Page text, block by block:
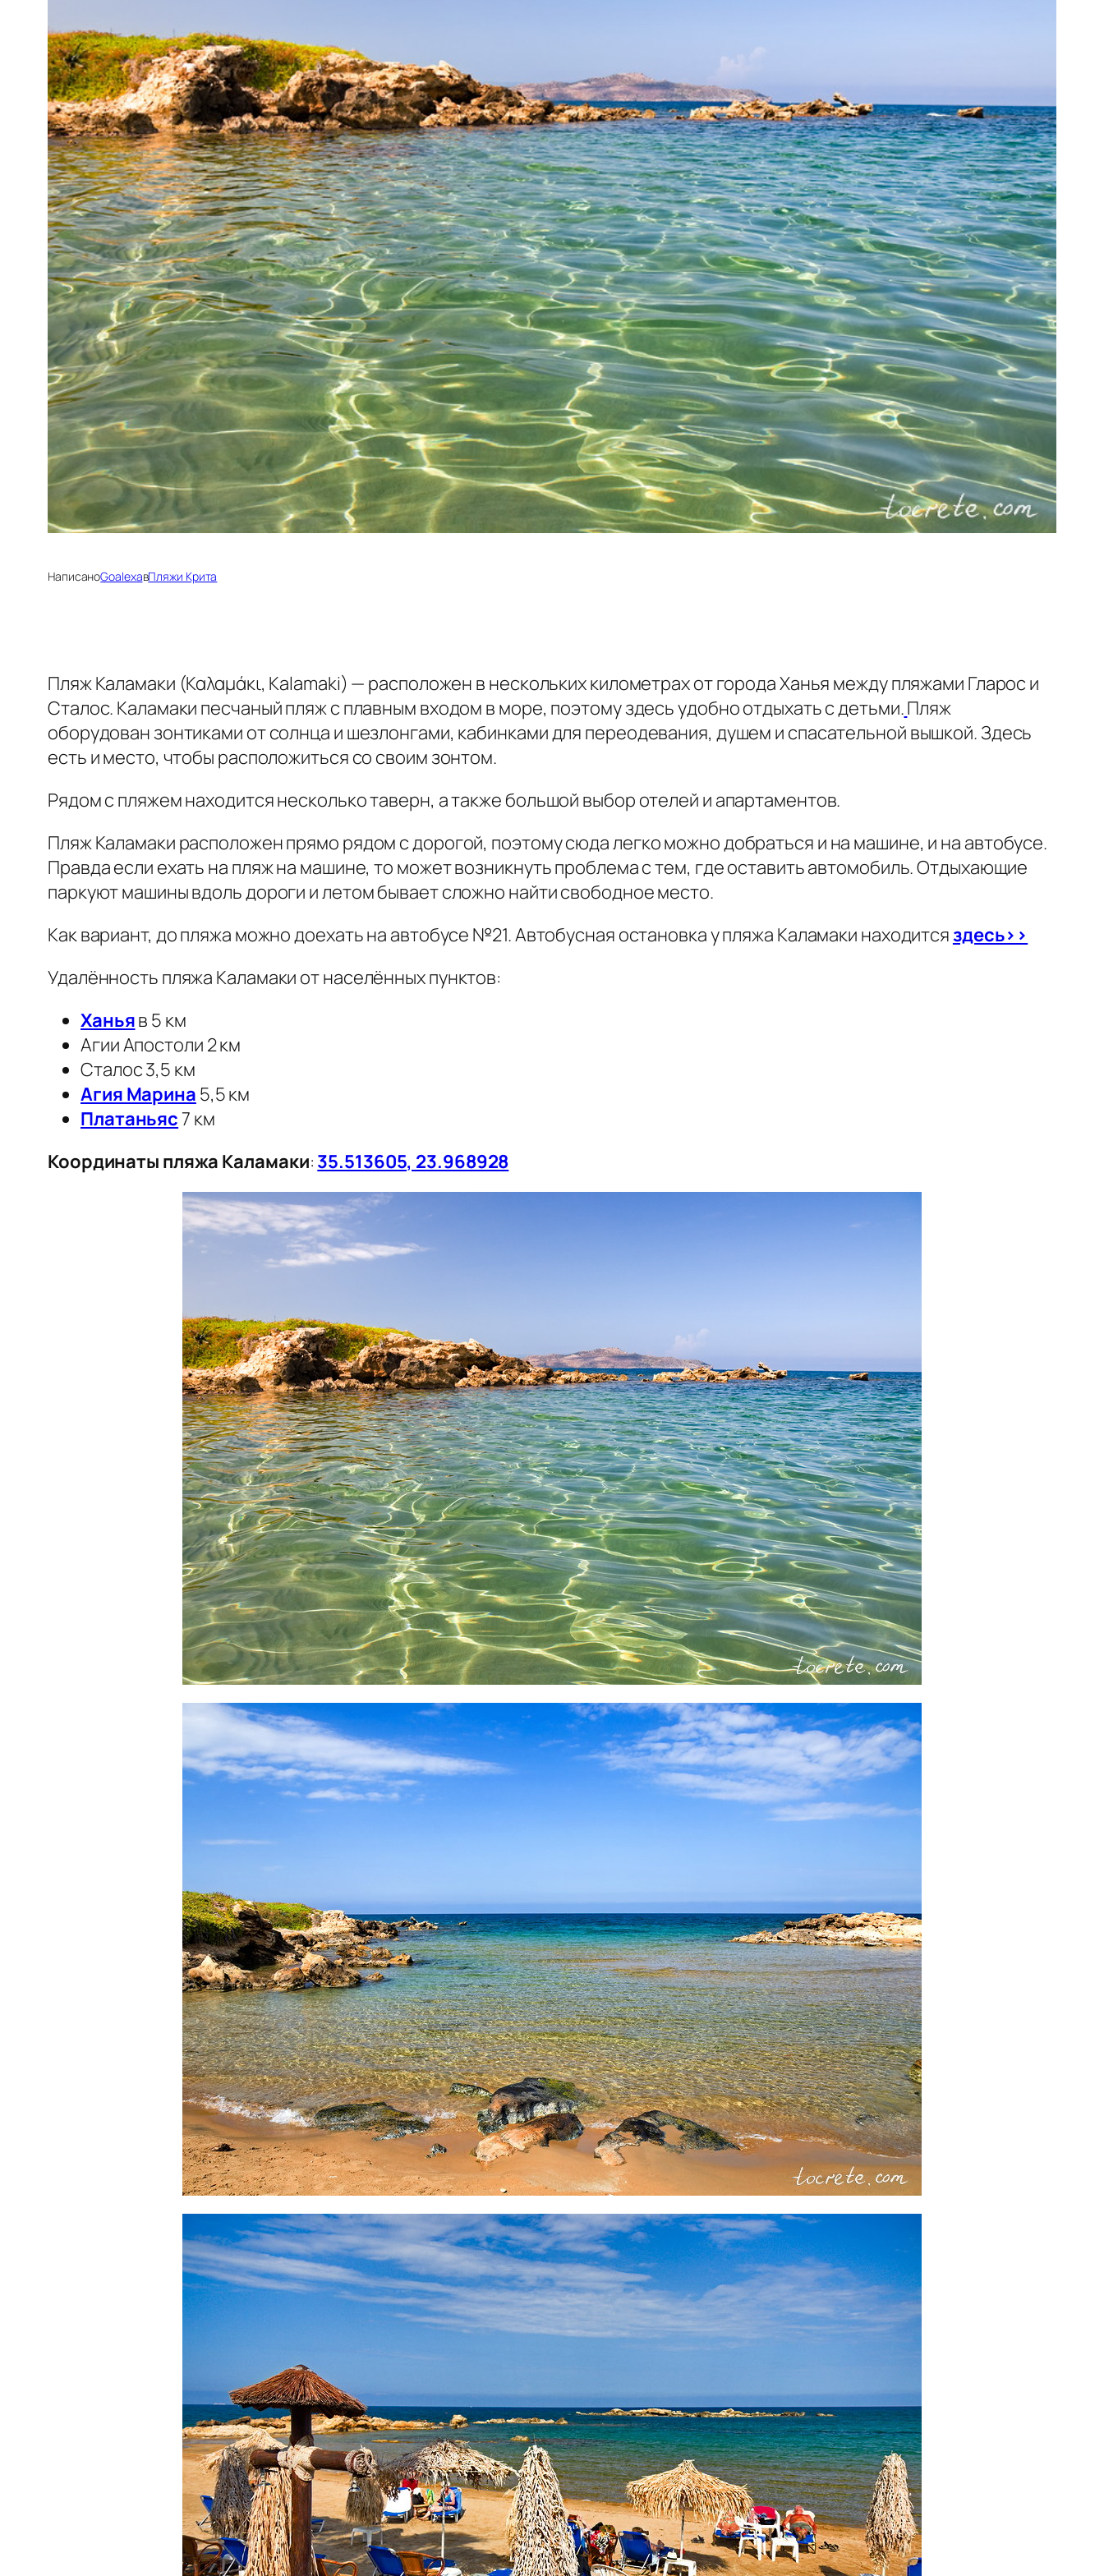
НаписаноGoalexaвПляжи Крита
Пляж Каламаки (Καλαμάκι, Kalamaki) — расположен в нескольких километрах от города Ханья между пляжами Гларос и
Сталос. Каламаки песчаный пляж с плавным входом в море, поэтому здесь удобно отдыхать с детьми.Пляж
оборудован зонтиками от солнца и шезлонгами, кабинками для переодевания, душем и спасательной вышкой. Здесь
есть и место, чтобы расположиться со своим зонтом.
Рядом с пляжем находится несколько таверн, а также большой выбор отелей и апартаментов.
Пляж Каламаки расположен прямо рядом с дорогой, поэтому сюда легко можно добраться и на машине, и на автобусе.
Правда если ехать на пляж на машине, то может возникнуть проблема с тем, где оставить автомобиль. Отдыхающие
паркуют машины вдоль дороги и летом бывает сложно найти свободное место.
Как вариант, до пляжа можно доехать на автобусе №21. Автобусная остановка у пляжа Каламаки находитсяздесь>>
Удалённость пляжа Каламаки от населённых пунктов:
Ханьяв 5 км
Агии Апостоли 2 км
Сталос 3,5 км
Агия Марина 5,5 км
Платаньяс7 км
Координаты пляжа Каламаки: 35.513605, 23.968928